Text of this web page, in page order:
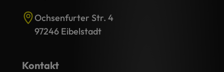
Ochsenfurter Str. 4
97246 Eibelstadt
Kontakt